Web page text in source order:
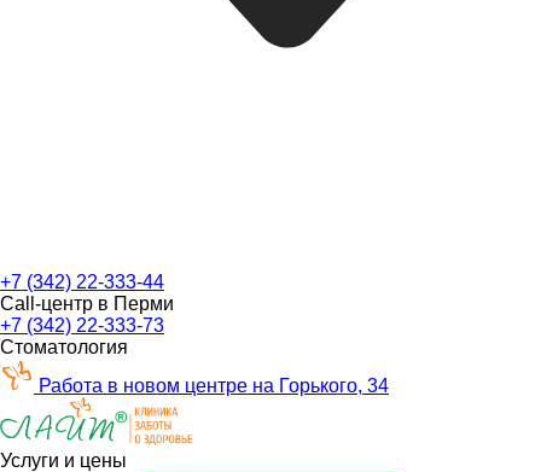
+7 (342) 22-333-44
Call-центр в Перми
+7 (342) 22-333-73
Стоматология
Работа в новом центре на Горького, 34
Услуги и цены